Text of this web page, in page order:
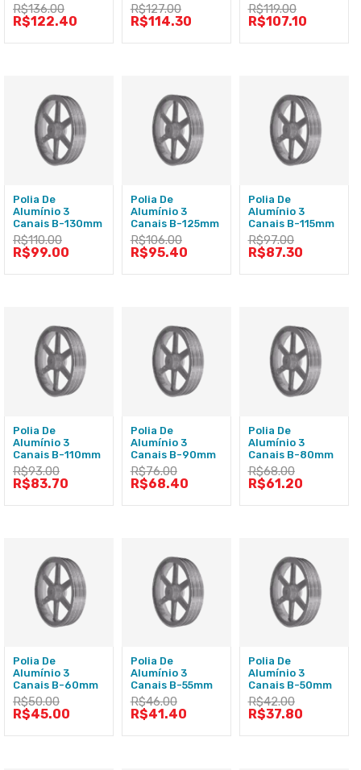
R$136.00
R$122.40
R$127.00
R$114.30
R$119.00
R$107.10
Polia De
Alumínio 3
Canais B-130mm
R$110.00
R$99.00
Polia De
Alumínio 3
Canais B-125mm
R$106.00
R$95.40
Polia De
Alumínio 3
Canais B-115mm
R$97.00
R$87.30
Polia De
Alumínio 3
Canais B-110mm
R$93.00
R$83.70
Polia De
Alumínio 3
Canais B-90mm
R$76.00
R$68.40
Polia De
Alumínio 3
Canais B-80mm
R$68.00
R$61.20
Polia De
Alumínio 3
Canais B-60mm
R$50.00
R$45.00
Polia De
Alumínio 3
Canais B-55mm
R$46.00
R$41.40
Polia De
Alumínio 3
Canais B-50mm
R$42.00
R$37.80